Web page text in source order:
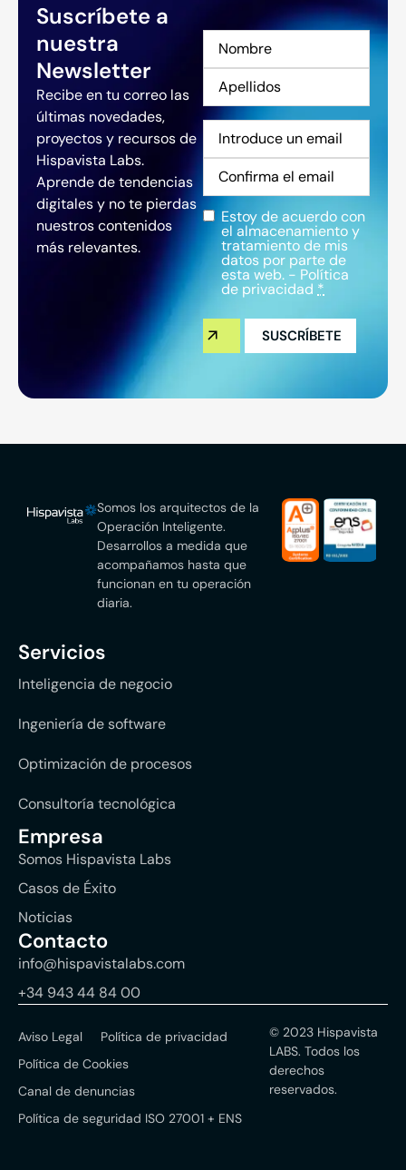
Suscríbete a
nuestra
Newsletter
Recibe en tu correo las
últimas novedades,
proyectos y recursos de
Hispavista Labs.
Aprende de tendencias
digitales y no te pierdas
nuestros contenidos
más relevantes.
Nombre
Correo
electrónico *
Privacidad*
Estoy de acuerdo con
el almacenamiento y
tratamiento de mis
datos por parte de
esta web. - Política
de privacidad *
Somos los arquitectos de la
Operación Inteligente.
Desarrollos a medida que
acompañamos hasta que
funcionan en tu operación
diaria.
Servicios
Inteligencia de negocio
Ingeniería de software
Optimización de procesos
Consultoría tecnológica
Empresa
Somos Hispavista Labs
Casos de Éxito
Noticias
Contacto
info@hispavistalabs.com
+34 943 44 84 00
© 2023 Hispavista
LABS. Todos los
derechos
reservados.
Aviso Legal
Política de privacidad
Política de Cookies
Canal de denuncias
Política de seguridad ISO 27001 + ENS